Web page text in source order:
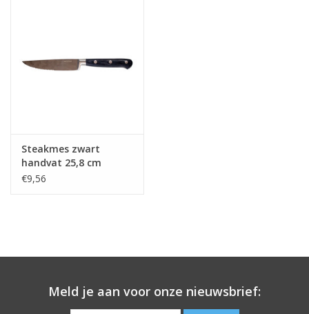
Steakmes zwart
handvat 25,8 cm
€9,56
Meld je aan voor onze nieuwsbrief: